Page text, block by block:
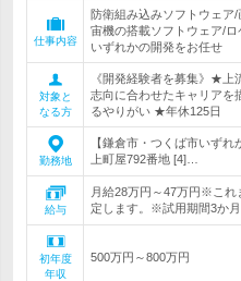
仕事内容
防衛組み込みソフトウェア
宙機の搭載ソフトウェア/ロ
いずれかの開発をお任せ
対象と
なる方
《開発経験者を募集》★
志向に合わせたキャリア
るやりがい ★年休125日
勤務地
【鎌倉市・つくば市いず
上町屋792番地 [4]…
給与
月給28万円～47万円※これ
定します。※試用期間3か月
初年度
年収
500万円～800万円